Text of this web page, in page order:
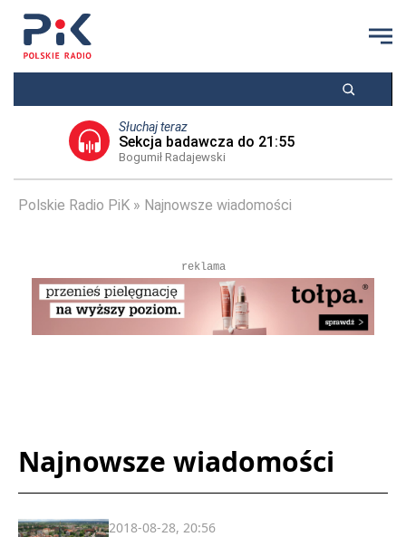
Słuchaj teraz
Sekcja badawcza do 21:55
Bogumił Radajewski
Polskie Radio PiK Najnowsze wiadomości
reklama
Najnowsze wiadomości
2018-08-28, 20:56